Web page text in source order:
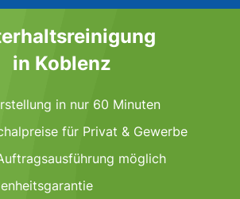
in Koblenz
in nur 60 Minuten
für Privat & Gewerbe
möglich